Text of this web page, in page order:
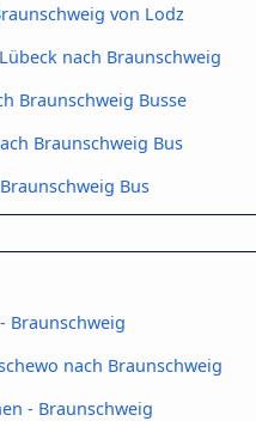
von Lodz
nach Braunschweig
Braunschweig Busse
Braunschweig Bus
Bus
Braunschweig
nach Braunschweig
- Braunschweig